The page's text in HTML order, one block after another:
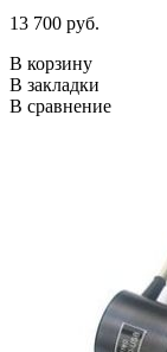
13 700 руб.
В корзину
В закладки
В сравнение